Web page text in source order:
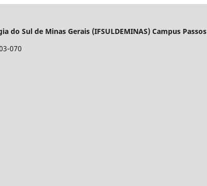
do Sul de Minas Gerais (IFSULDEMINAS) Campus Passos
070